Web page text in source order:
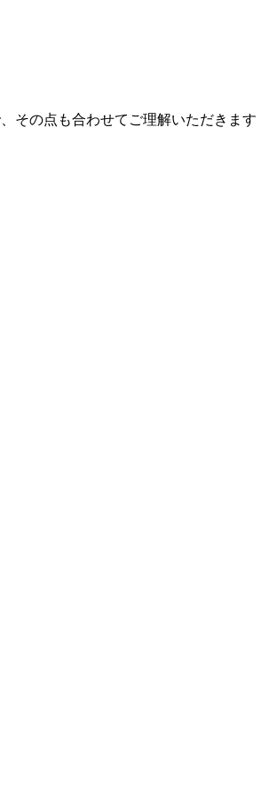
その点も合わせてご理解いただきます